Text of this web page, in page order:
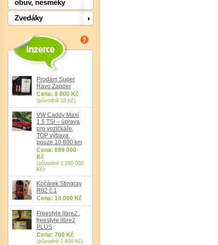
obuv, nesmeky
Zvedáky
Prodám Super
Ravo Zapper
Cena: 8 000 Kč
(původně 18 Kč)
VW Caddy Maxi
1.5 TSI – úprava
pro vozíčkáře,
TOP výbava,
pouze 10 800 km
Cena: 699 000
Kč
(původně 1 250 000
Kč)
Kočárek Stingray
R82 č.1
Cena: 14 000 Kč
Freestyle libre2 ,
freestyle libre2
PLUS
Cena: 700 Kč
(původně 1 800 Kč)